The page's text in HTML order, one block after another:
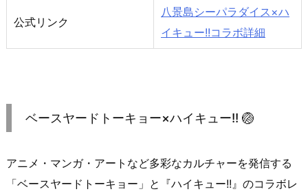
公式リンク
八景島シーパラダイス×ハ
イキュー!!コラボ詳細
ベースヤードトーキョー×ハイキュー!! 🏐
アニメ・マンガ・アートなど多彩なカルチャーを発信する
「ベースヤードトーキョー」と『ハイキュー!!』のコラボレ